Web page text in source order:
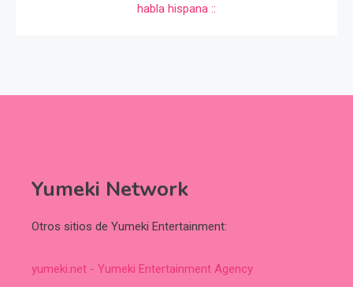
Yumeki Network
Otros sitios de Yumeki Entertainment:
yumeki.net - Yumeki Entertainment Agency